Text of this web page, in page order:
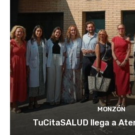
MONZÓN
TuCitaSALUD llega a